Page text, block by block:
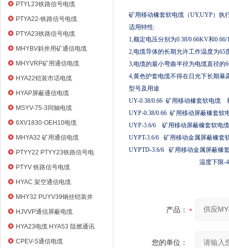
PTYL23铁路信号电缆
PTYA22-铁路信号电缆
PTYA23铁路信号电缆
MHYBV斜井用矿通信电缆
MHYVRP矿用通信电缆
HYA22铠装市话电缆
HYAP屏蔽通信电缆
MSYV-75-3同轴电缆
6XV1830-OEH10电缆
MHYA32 矿用通信电缆
PTYY22 PTYY23铁路信号电
缆
PTYV 铁路信号电缆
HYAC 架空通信电缆
MHY32 PUYV39钢丝铠装井
筒信号电缆
HJVVP通信屏蔽电缆
HYA23电缆 HYA53 阻燃通讯
电缆
CPEV-S通信电缆
矿用移动橡套软电缆（UY,UYP）执
适用特性:
1,额定电压分别为0.38/0.66KV和0.66/
2,电缆导体的长期允许工作温度为65
3,电缆的最小弯曲半径为电缆直径的6
4,黄色护套电缆不得在日光下长期暴
型号及用途
UY-0.38/0.66 矿用移动橡套软电缆
UYP-0.38/0.66 矿用移动屏蔽橡套软
UYP-3.6/6 矿用移动屏蔽橡套软电缆
UYPT-3.6/6 矿用移动金属屏蔽橡套
UYPTD-3.6/6 矿用移动金属屏蔽橡
温度下限-
产品：
您的单位：